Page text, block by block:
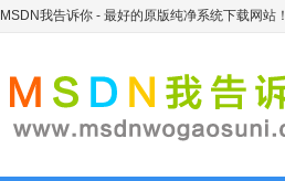
MSDN我告诉你 - 最好的原版纯净系统下载网站！